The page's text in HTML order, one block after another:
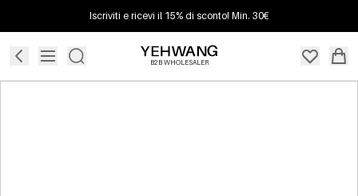
Iscriviti e ricevi il 15% di sconto! Min. 30€
B2B WHOLESALER